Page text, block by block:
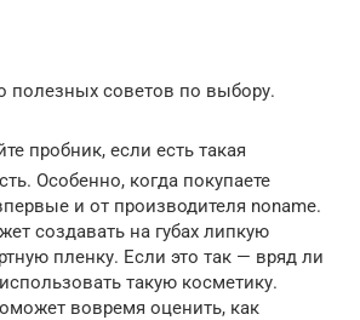
полезных советов по выбору.
пробник, если есть такая
Особенно, когда покупаете
и от производителя noname.
создавать на губах липкую
пленку. Если это так — вряд ли
такую косметику.
вовремя оценить, как